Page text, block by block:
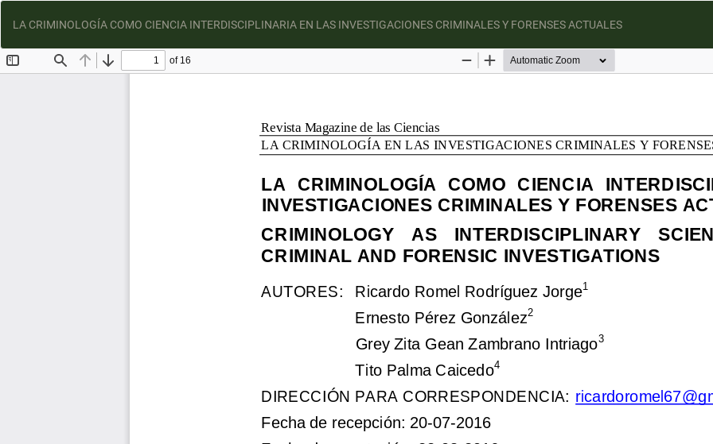
LA CRIMINOLOGÍA COMO CIENCIA INTERDISCIPLINARIA EN LAS INVESTIGACIONES CRIMINALES Y FORENSES ACTUALES